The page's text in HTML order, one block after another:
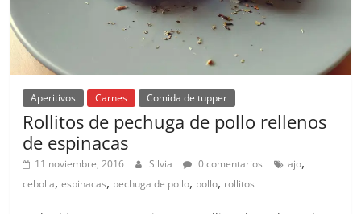
Aperitivos Carnes Comida de tupper
Rollitos de pechuga de pollo rellenos
de espinacas
11 noviembre, 2016 Silvia 0 comentarios ajo,
cebolla,espinacas, pechuga de pollo, pollo, rollitos